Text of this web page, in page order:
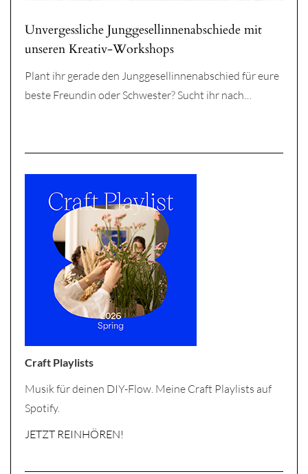
Unvergessliche Junggesellinnenabschiede mit
unseren Kreativ-Workshops
Plant ihr gerade den Junggesellinnenabschied für eure
beste Freundin oder Schwester? Sucht ihr nach…
Craft Playlists
Musik für deinen DIY-Flow. Meine Craft Playlists auf
Spotify.
JETZT REINHÖREN!